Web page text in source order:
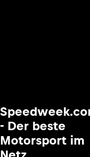
- Der beste
Motorsport im